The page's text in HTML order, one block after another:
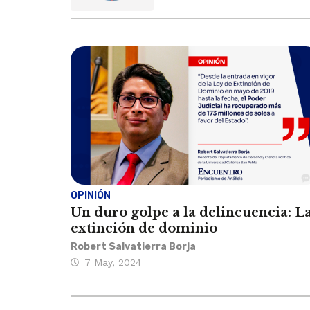
OPINIÓN
Un duro golpe a la delincuencia:
extinción de dominio
Robert Salvatierra Borja
7 May, 2024